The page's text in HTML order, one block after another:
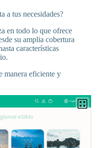
a tus necesidades?
en todo lo que ofrece
su amplia cobertura
características
manera eficiente y